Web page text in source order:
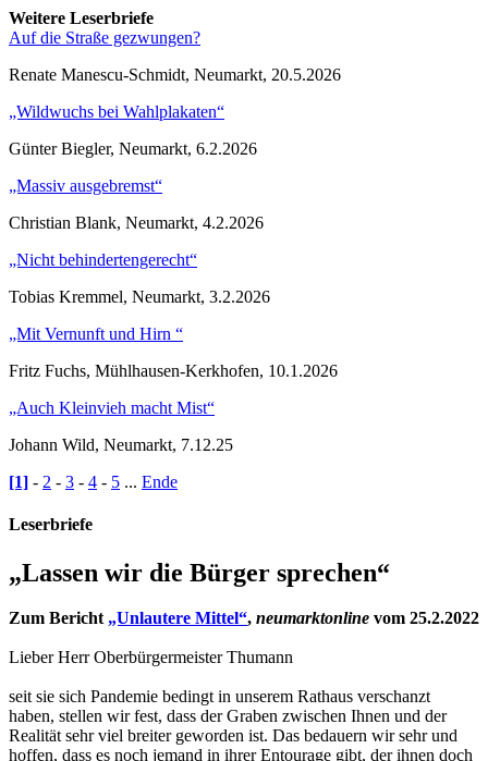
Weitere Leserbriefe
Auf die Straße gezwungen?
Renate Manescu-Schmidt, Neumarkt, 20.5.2026
„Wildwuchs bei Wahlplakaten“
Günter Biegler, Neumarkt, 6.2.2026
„Massiv ausgebremst“
Christian Blank, Neumarkt, 4.2.2026
„Nicht behindertengerecht“
Tobias Kremmel, Neumarkt, 3.2.2026
„Mit Vernunft und Hirn “
Fritz Fuchs, Mühlhausen-Kerkhofen, 10.1.2026
„Auch Kleinvieh macht Mist“
Johann Wild, Neumarkt, 7.12.25
[1] - 2 - 3 - 4 - 5 ... Ende
Leserbriefe
„Lassen wir die Bürger sprechen“
Zum Bericht „Unlautere Mittel“, neumarktonline vom 25.2.2022
Lieber Herr Oberbürgermeister Thumann
seit sie sich Pandemie bedingt in unserem Rathaus verschanzt
haben, stellen wir fest, dass der Graben zwischen Ihnen und der
Realität sehr viel breiter geworden ist. Das bedauern wir sehr und
hoffen, dass es noch jemand in ihrer Entourage gibt, der ihnen doch